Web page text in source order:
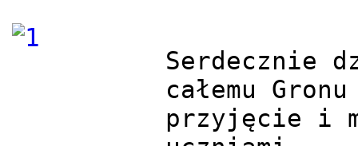
Serdecznie
całemu
przyjęcie i